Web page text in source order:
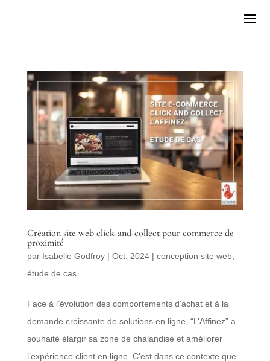
Création site web click-and-collect pour commerce de
proximité
par Isabelle Godfroy| Oct, 2024| conception site web,
étude de cas
Face à l’évolution des comportements d’achat et à la
demande croissante de solutions en ligne, “L’Affinez” a
souhaité élargir sa zone de chalandise et améliorer
l’expérience client en ligne. C’est dans ce contexte que